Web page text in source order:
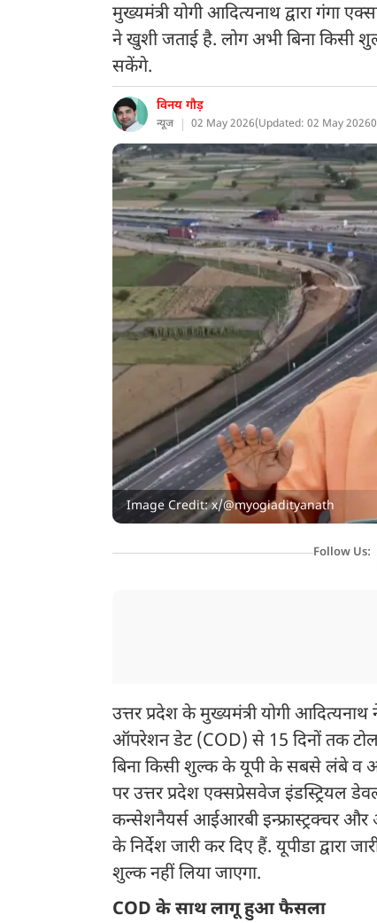
मुख्यमंत्री योगी आदित्यनाथ द्वारा गंगा
ने खुशी जताई है. लोग अभी बिना
सकेंगे.
विनय गौड़
न्यूज 02 May 2026(Updated: 02 May 2026
Image Credit: x/@myogiadityanath
Follow Us:
उत्तर प्रदेश के मुख्यमंत्री योगी
ऑपरेशन डेट (COD) से 15 दिनों तक
बिना किसी शुल्क के यूपी के सबसे लंबे व
पर उत्तर प्रदेश एक्सप्रेसवेज इंडस्ट्रियल
कन्सेशनैयर्स आईआरबी इन्फ्रास्ट्रक्चर और
के निर्देश जारी कर दिए हैं. यूपीडा द्वारा
शुल्क नहीं लिया जाएगा.
COD के साथ लागू हुआ फैसला